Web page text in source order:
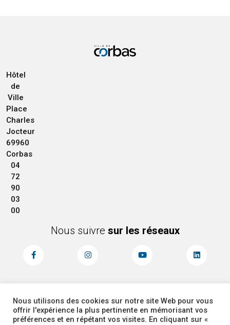
Hôtel
de
Ville
Place
Charles
Jocteur
69960
Corbas
04
72
90
03
00
Nous suivre sur les réseaux
MENTIONS LÉGALES
PLAN DU SITE
ACCESSIBILITÉ
ADMINISTRATEUR
Nous utilisons des cookies sur notre site Web pour vous
offrir l'expérience la plus pertinente en mémorisant vos
préférences et en répétant vos visites. En cliquant sur «